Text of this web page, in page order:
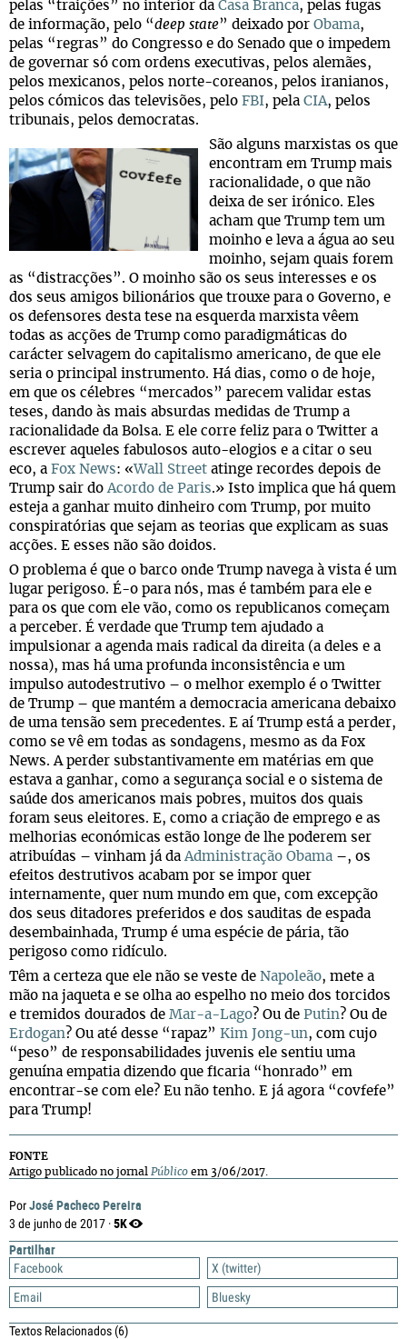
PorJosé Pacheco Pereira
3 de junho de 2017 ·5K
Partilhar
Facebook
X (twitter)
Email
Bluesky
Textos Relacionados(6)
pelas “traições” no interior da Casa Branca, pelas fugas
de informação, pelo “deep state” deixado por Obama,
pelas “regras” do Congresso e do Senado que o impedem
de governar só com ordens executivas, pelos alemães,
pelos mexicanos, pelos norte-coreanos, pelos iranianos,
pelos cómicos das televisões, pelo FBI, pela CIA, pelos
tribunais, pelos democratas.
São alguns marxistas os que
encontram em Trump mais
racionalidade, o que não
deixa de ser irónico. Eles
acham que Trump tem um
moinho e leva a água ao seu
moinho, sejam quais forem
as “distracções”. O moinho são os seus interesses e os
dos seus amigos bilionários que trouxe para o Governo, e
os defensores desta tese na esquerda marxista vêem
todas as acções de Trump como paradigmáticas do
carácter selvagem do capitalismo americano, de que ele
seria o principal instrumento. Há dias, como o de hoje,
em que os célebres “mercados” parecem validar estas
teses, dando às mais absurdas medidas de Trump a
racionalidade da Bolsa. E ele corre feliz para o Twitter a
escrever aqueles fabulosos auto-elogios e a citar o seu
eco, a Fox News: «Wall Street atinge recordes depois de
Trump sair doAcordo de Paris.» Isto implica que há quem
esteja a ganhar muito dinheiro com Trump, por muito
conspiratórias que sejam as teorias que explicam as suas
acções. E esses não são doidos.
O problema é que o barco onde Trump navega à vista é um
lugar perigoso. É-o para nós, mas é também para ele e
para os que com ele vão, como os republicanos começam
a perceber. É verdade que Trump tem ajudado a
impulsionar a agenda mais radical da direita (a deles e a
nossa), mas há uma profunda inconsistência e um
impulso autodestrutivo – o melhor exemplo é o Twitter
de Trump – que mantém a democracia americana debaixo
de uma tensão sem precedentes. E aí Trump está a perder,
como se vê em todas as sondagens, mesmo as da Fox
News. A perder substantivamente em matérias em que
estava a ganhar, como a segurança social e o sistema de
saúde dos americanos mais pobres, muitos dos quais
foram seus eleitores. E, como a criação de emprego e as
melhorias económicas estão longe de lhe poderem ser
atribuídas – vinham já daAdministração Obama –, os
efeitos destrutivos acabam por se impor quer
internamente, quer num mundo em que, com excepção
dos seus ditadores preferidos e dos sauditas de espada
desembainhada, Trump é uma espécie de pária, tão
perigoso como ridículo.
Têm a certeza que ele não se veste de Napoleão, mete a
mão na jaqueta e se olha ao espelho no meio dos torcidos
e tremidos dourados de Mar-a-Lago? Ou de Putin? Ou de
Erdogan? Ou até desse “rapaz” Kim Jong-un, com cujo
“peso” de responsabilidades juvenis ele sentiu uma
genuína empatia dizendo que ficaria “honrado” em
encontrar-se com ele? Eu não tenho. E já agora “covfefe”
para Trump!
FONTE
Artigo publicado no jornal Público em 3/06/2017.